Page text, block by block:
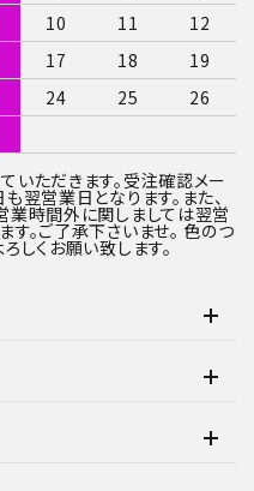
10 11
12
17 18
19
24 25
26
いただきます。受注確認メー
翌営業日となります。また、
業時間外に関しましては翌営
。ご了承下さいませ。 色のつ
しくお願い致します。